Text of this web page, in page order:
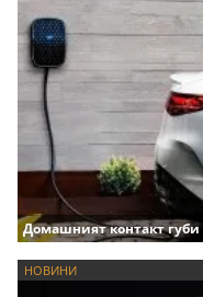
Домашният контакт губи
НОВИНИ